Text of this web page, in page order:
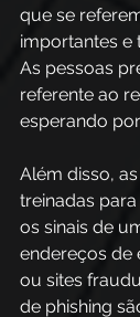
que se
importantes e
As pessoas
referente ao
esperando
Além disso,
treinadas
os sinais de
endereços de
ou sites
de phishing